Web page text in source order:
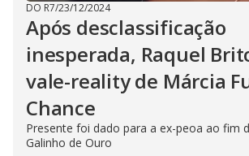
DO R7/23/12/2024
Após desclassificação
inesperada, Raquel
vale-reality de Márcia
Chance
Presente foi dado para a ex-peoa ao fim
Galinho de Ouro